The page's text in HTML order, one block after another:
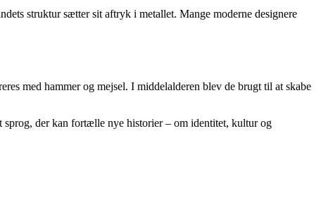
struktur sætter sit aftryk i metallet. Mange moderne designere
med hammer og mejsel. I middelalderen blev de brugt til at skabe
sprog, der kan fortælle nye historier – om identitet, kultur og